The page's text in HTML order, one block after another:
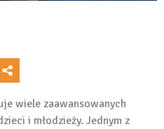
wiele zaawansowanych
i młodzieży. Jednym z